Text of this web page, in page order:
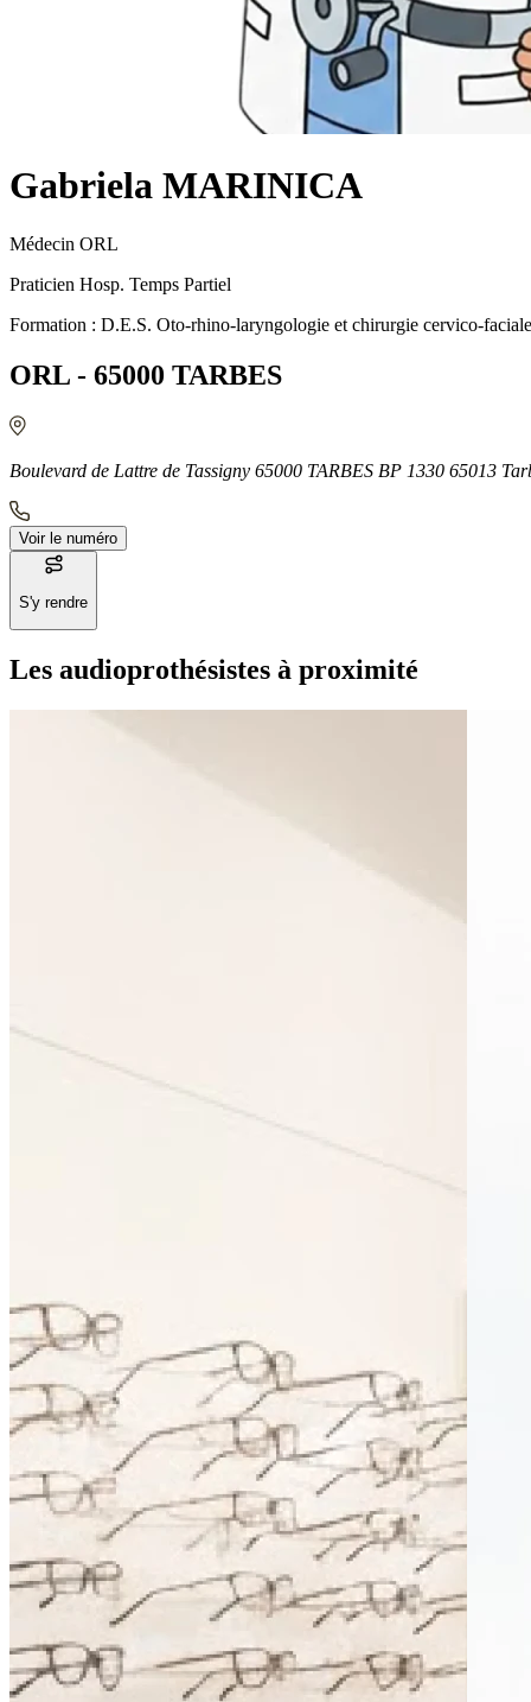
Gabriela MARINICA
Médecin ORL
Praticien Hosp. Temps Partiel
Formation : D.E.S. Oto-rhino-laryngologie et chirurgie cervico-faciale
ORL - 65000 TARBES
Boulevard de Lattre de Tassigny 65000 TARBES BP 1330 65013
Voir le numéro
S'y rendre
Les audioprothésistes à proximité